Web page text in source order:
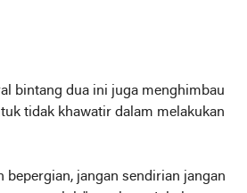
bintang dua ini juga menghimbau
tidak khawatir dalam melakukan
bepergian, jangan sendirian jangan